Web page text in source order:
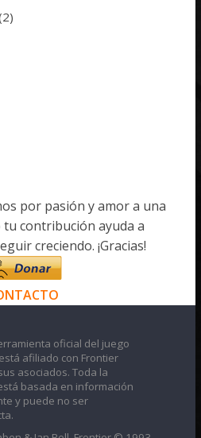
por pasión y amor a una
contribución ayuda a
creciendo. ¡Gracias!
oficial del juego
afiliado con Frontier
asociados. Toda la
basada en información
y puede no ser